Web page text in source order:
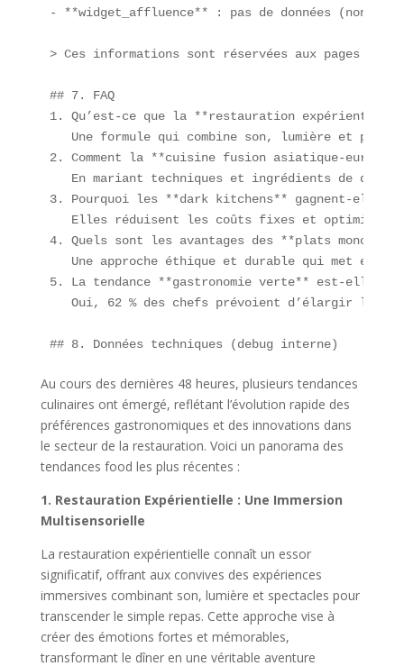
- **widget_affluence** : pas de données (non
> Ces informations sont réservées aux pages
## 7. FAQ
1. Qu’est-ce que la **restauration
Une formule qui combine son, lumière et
2. Comment la **cuisine fusion asiatique-
En mariant techniques et ingrédients de
3. Pourquoi les **dark kitchens** gagnent-
Elles réduisent les coûts fixes et
4. Quels sont les avantages des **plats mono-
Une approche éthique et durable qui met en
5. La tendance **gastronomie verte** est-elle
Oui, 62 % des chefs prévoient d’élargir
## 8. Données techniques (debug interne)
Au cours des dernières 48 heures, plusieurs tendances
culinaires ont émergé, reflétant l’évolution rapide des
préférences gastronomiques et des innovations dans
le secteur de la restauration. Voici un panorama des
tendances food les plus récentes :
1. Restauration Expérientielle : Une Immersion
Multisensorielle
La restauration expérientielle connaît un essor
significatif, offrant aux convives des expériences
immersives combinant son, lumière et spectacles pour
transcender le simple repas. Cette approche vise à
créer des émotions fortes et mémorables,
transformant le dîner en une véritable aventure